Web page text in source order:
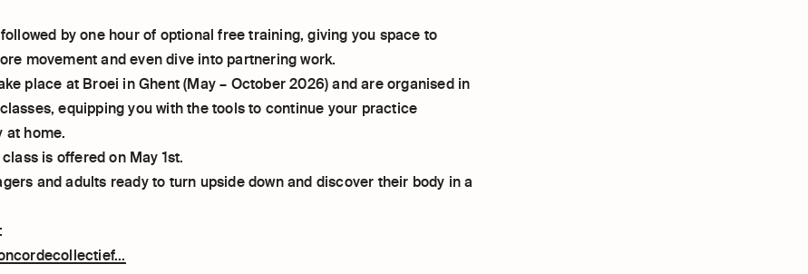
by one hour of optional free training, giving you space to
movement and even dive into partnering work.
place at Broei in Ghent (May – October 2026) and are organised in
equipping you with the tools to continue your practice
at home.
is offered on May 1st.
and adults ready to turn upside down and discover their body in a